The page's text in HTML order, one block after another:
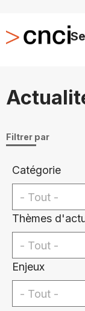
Filtrer par
Catégorie
Thèmes
Enjeux